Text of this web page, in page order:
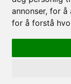
annonser, for
for å forstå